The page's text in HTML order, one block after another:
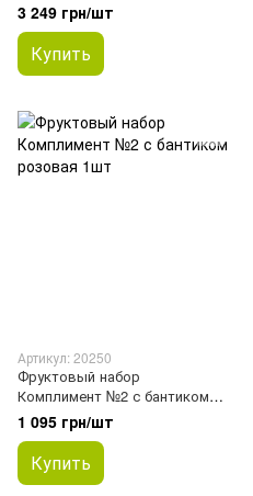
3 249 грн/шт
Купить
Артикул: 20250
Фруктовый набор
Комплимент №2 с бантиком
розовая 1шт
1 095 грн/шт
Купить